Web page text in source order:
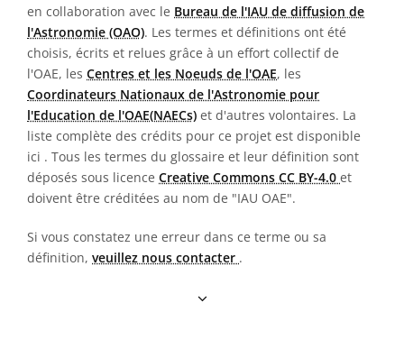
en collaboration avec le Bureau de l'IAU de diffusion de
l'Astronomie (OAO). Les termes et définitions ont été
choisis, écrits et relues grâce à un effort collectif de
l'OAE, les Centres et les Noeuds de l'OAE, les
Coordinateurs Nationaux de l'Astronomie pour
l'Education de l'OAE(NAECs) et d'autres volontaires. La
liste complète des crédits pour ce projet est disponible
ici . Tous les termes du glossaire et leur définition sont
déposés sous licence Creative Commons CC BY-4.0 et
doivent être créditées au nom de "IAU OAE".
Si vous constatez une erreur dans ce terme ou sa
définition, veuillez nous contacter .